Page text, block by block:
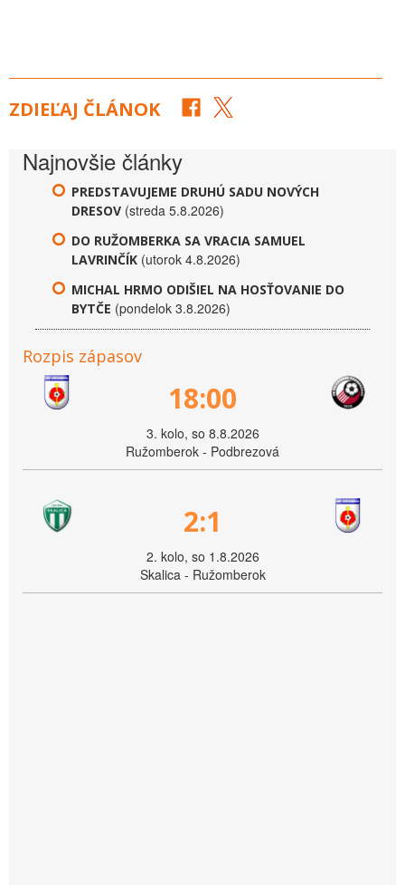
ZDIEĽAJ ČLÁNOK
Najnovšie články
PREDSTAVUJEME DRUHÚ SADU NOVÝCH
DRESOV (streda 5.8.2026)
DO RUŽOMBERKA SA VRACIA SAMUEL
LAVRINČÍK (utorok 4.8.2026)
MICHAL HRMO ODIŠIEL NA HOSŤOVANIE DO
BYTČE (pondelok 3.8.2026)
Rozpis zápasov
18:00
3. kolo, so 8.8.2026
Ružomberok - Podbrezová
2:1
2. kolo, so 1.8.2026
Skalica - Ružomberok